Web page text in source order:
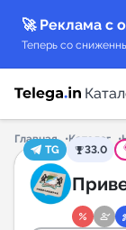
🚀 Реклама с
Теперь со
Каталог
Каталог
Главная Каталог
TG
33.0